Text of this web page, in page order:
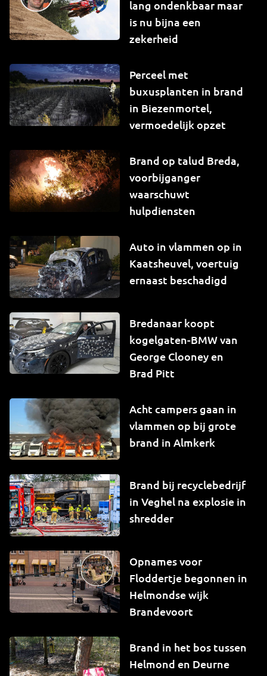
lang ondenkbaar maar
is nu bijna een
zekerheid
Perceel met
buxusplanten in brand
in Biezenmortel,
vermoedelijk opzet
Brand op talud Breda,
voorbijganger
waarschuwt
hulpdiensten
Auto in vlammen op in
Kaatsheuvel, voertuig
ernaast beschadigd
Bredanaar koopt
kogelgaten-BMW van
George Clooney en
Brad Pitt
Acht campers gaan in
vlammen op bij grote
brand in Almkerk
Brand bij recyclebedrijf
in Veghel na explosie in
shredder
Opnames voor
Floddertje begonnen in
Helmondse wijk
Brandevoort
Brand in het bos tussen
Helmond en Deurne